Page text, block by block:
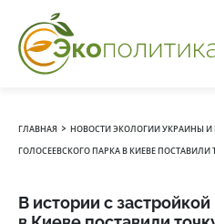
ГЛАВНАЯ › НОВОСТИ ЭКОЛОГИИ УКРАИНЫ И
ГОЛОСЕЕВСКОГО ПАРКА В КИЕВЕ ПОСТАВИЛИ
В истории с